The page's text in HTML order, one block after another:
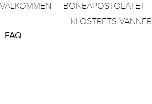
VÄLKOMMEN BÖNEAPOSTOLATET
KLOSTRETS VÄNNER
FAQ